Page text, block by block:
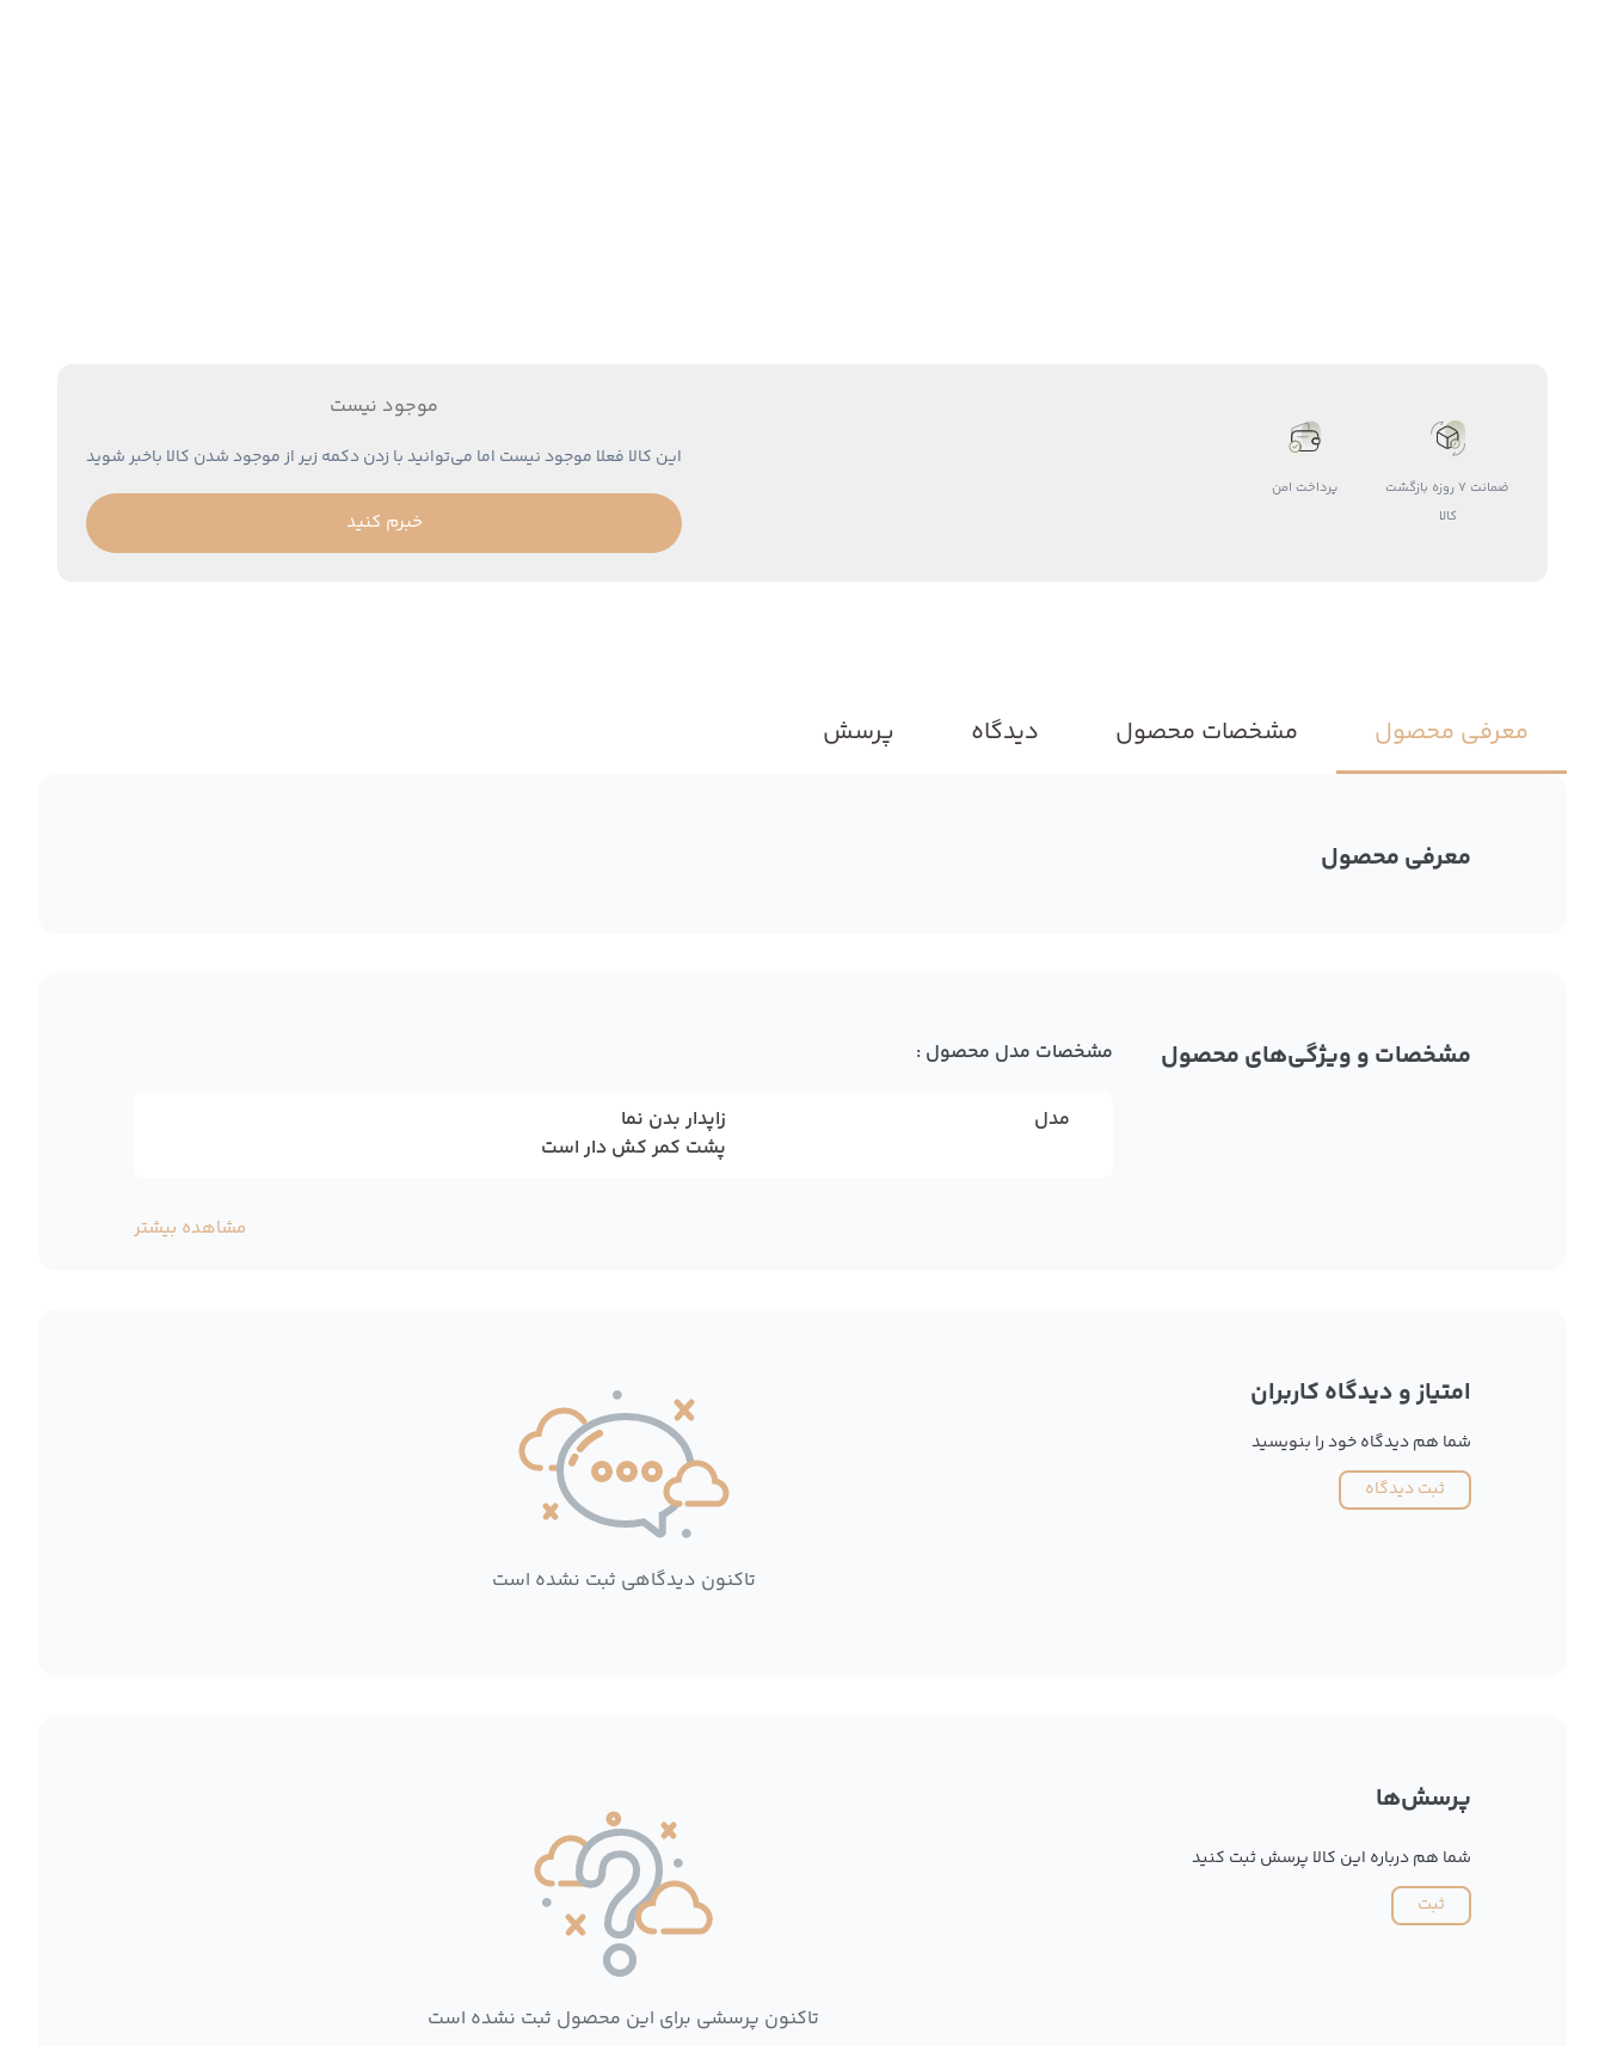
ضمانت 7 روزه بازگشت
کالا
پرداخت امن
موجود نیست
این کالا فعلا موجود نیست اما می‌توانید با زدن دکمه زیر از موجود شدن کالا باخبر شوید
خبرم کنید
معرفی محصول مشخصات محصول دیدگاه پرسش
معرفی محصول
مشخصات و ویژگی‌های محصول مشخصات مدل محصول :
مدل
زاپدار بدن نما
پشت کمر کش دار است
مشاهده بیشتر
امتیاز و دیدگاه کاربران
شما هم دیدگاه خود را بنویسید
ثبت دیدگاه
تاکنون دیدگاهی ثبت نشده است
پرسش‌ها
شما هم درباره این کالا پرسش ثبت کنید
ثبت
تاکنون پرسشی برای این محصول ثبت نشده است